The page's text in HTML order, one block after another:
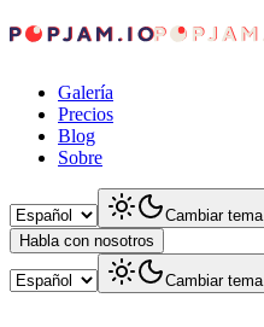
Galería
Precios
Blog
Sobre
Cambiar tema
Habla con nosotros
Cambiar tema